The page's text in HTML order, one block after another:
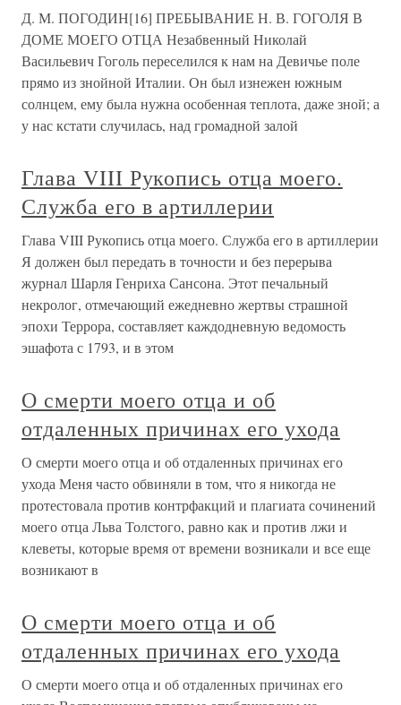
Д. М. ПОГОДИН[16] ПРЕБЫВАНИЕ Н. В. ГОГОЛЯ В
ДОМЕ МОЕГО ОТЦА Незабвенный Николай
Васильевич Гоголь переселился к нам на Девичье поле
прямо из знойной Италии. Он был изнежен южным
солнцем, ему была нужна особенная теплота, даже зной; а
у нас кстати случилась, над громадной залой
Глава VIII Рукопись отца моего.
Служба его в артиллерии
Глава VIII Рукопись отца моего. Служба его в артиллерии
Я должен был передать в точности и без перерыва
журнал Шарля Генриха Сансона. Этот печальный
некролог, отмечающий ежедневно жертвы страшной
эпохи Террора, составляет каждодневную ведомость
эшафота с 1793, и в этом
О смерти моего отца и об
отдаленных причинах его ухода
О смерти моего отца и об отдаленных причинах его
ухода Меня часто обвиняли в том, что я никогда не
протестовала против контрфакций и плагиата сочинений
моего отца Льва Толстого, равно как и против лжи и
клеветы, которые время от времени возникали и все еще
возникают в
О смерти моего отца и об
отдаленных причинах его ухода
О смерти моего отца и об отдаленных причинах его